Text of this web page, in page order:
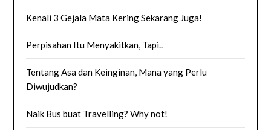
Kenali 3 Gejala Mata Kering Sekarang Juga!
Perpisahan Itu Menyakitkan, Tapi..
Tentang Asa dan Keinginan, Mana yang Perlu
Diwujudkan?
Naik Bus buat Travelling? Why not!